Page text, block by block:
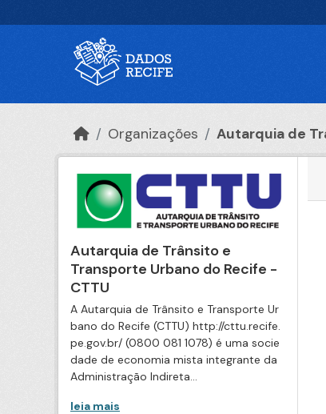
Organizações Autarquia de
Autarquia de Trânsito e
Transporte Urbano do Recife -
CTTU
A Autarquia de Trânsito e Transporte Ur
bano do Recife (CTTU) http://cttu.recife.
pe.gov.br/ (0800 081 1078) é uma socie
dade de economia mista integrante da
Administração Indireta...
leia mais